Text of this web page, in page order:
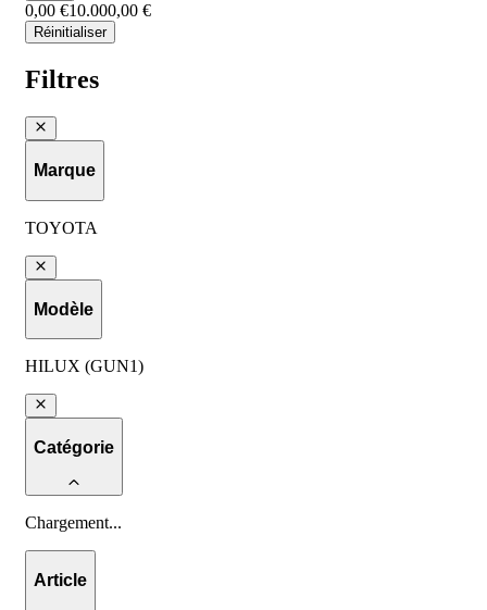
0,00 €10.000,00 €
Réinitialiser
Filtres
Marque
TOYOTA
Modèle
HILUX (GUN1)
Catégorie
Chargement...
Article